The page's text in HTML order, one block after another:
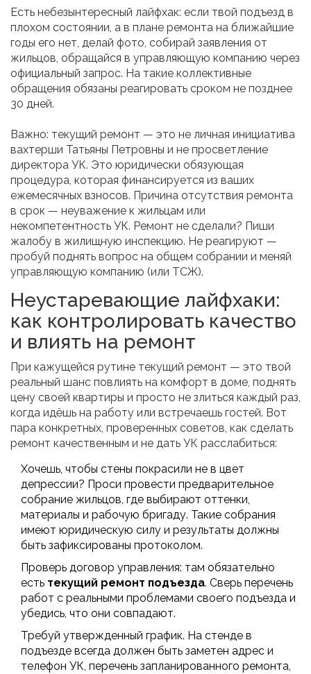
Есть небезынтересный лайфхак: если твой подъезд в
плохом состоянии, а в плане ремонта на ближайшие
годы его нет, делай фото, собирай заявления от
жильцов, обращайся в управляющую компанию через
официальный запрос. На такие коллективные
обращения обязаны реагировать сроком не позднее
30 дней.
Важно: текущий ремонт — это не личная инициатива
вахтерши Татьяны Петровны и не просветление
директора УК. Это юридически обязующая
процедура, которая финансируется из ваших
ежемесячных взносов. Причина отсутствия ремонта
в срок — неуважение к жильцам или
некомпетентность УК. Ремонт не сделали? Пиши
жалобу в жилищную инспекцию. Не реагируют —
пробуй поднять вопрос на общем собрании и меняй
управляющую компанию (или ТСЖ).
Неустаревающие лайфхаки:
как контролировать качество
и влиять на ремонт
При кажущейся рутине текущий ремонт — это твой
реальный шанс повлиять на комфорт в доме, поднять
цену своей квартиры и просто не злиться каждый раз,
когда идёшь на работу или встречаешь гостей. Вот
пара конкретных, проверенных советов, как сделать
ремонт качественным и не дать УК расслабиться:
Хочешь, чтобы стены покрасили не в цвет
депрессии? Проси провести предварительное
собрание жильцов, где выбирают оттенки,
материалы и рабочую бригаду. Такие собрания
имеют юридическую силу и результаты должны
быть зафиксированы протоколом.
Проверь договор управления: там обязательно
есть текущий ремонт подъезда. Сверь перечень
работ с реальными проблемами своего подъезда и
убедись, что они совпадают.
Требуй утвержденный график. На стенде в
подъезде всегда должен быть заметен адрес и
телефон УК, перечень запланированного ремонта,